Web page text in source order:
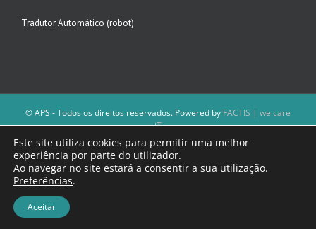
Tradutor Automático (robot)
© APS - Todos os direitos reservados. Powered by FACTIS | we care
iT
A Direção da APS reserva-se o direito de não publicar conteúdos que
violem as leis nacionais.
Os textos assinados e as imagens depositadas são da inteira
Este site utiliza cookies para permitir uma melhor
experiência por parte do utilizador.
Ao navegar no site estará a consentir a sua utilização.
Preferências.
Aceitar